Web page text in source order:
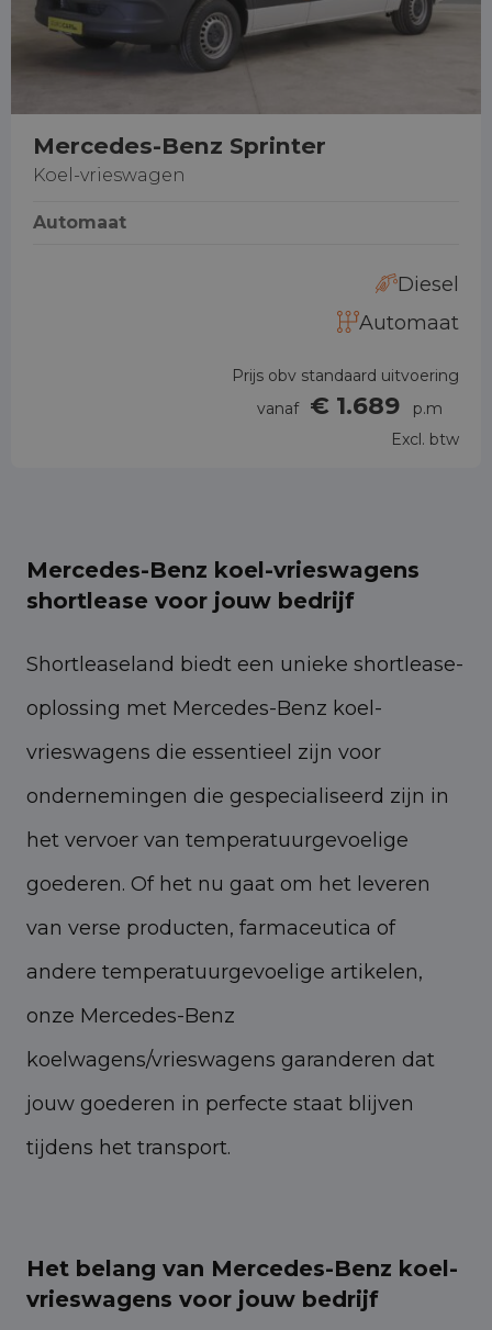
Mercedes-Benz Sprinter
Koel-vrieswagen
Automaat
Diesel
Automaat
Prijs obv standaard uitvoering
vanaf € 1.689
p.m
Excl. btw
Mercedes-Benz koel-vrieswagens
shortlease voor jouw bedrijf
Shortleaseland biedt een unieke shortlease-
oplossing met Mercedes-Benz koel-
vrieswagens die essentieel zijn voor
ondernemingen die gespecialiseerd zijn in
het vervoer van temperatuurgevoelige
goederen. Of het nu gaat om het leveren
van verse producten, farmaceutica of
andere temperatuurgevoelige artikelen,
onze Mercedes-Benz
koelwagens/vrieswagens garanderen dat
jouw goederen in perfecte staat blijven
tijdens het transport.
Het belang van Mercedes-Benz koel-
vrieswagens voor jouw bedrijf